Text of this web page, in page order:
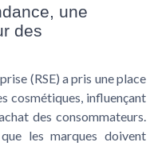
une
des
(RSE) a pris une place
cosmétiques, influençant
des consommateurs.
les marques doivent